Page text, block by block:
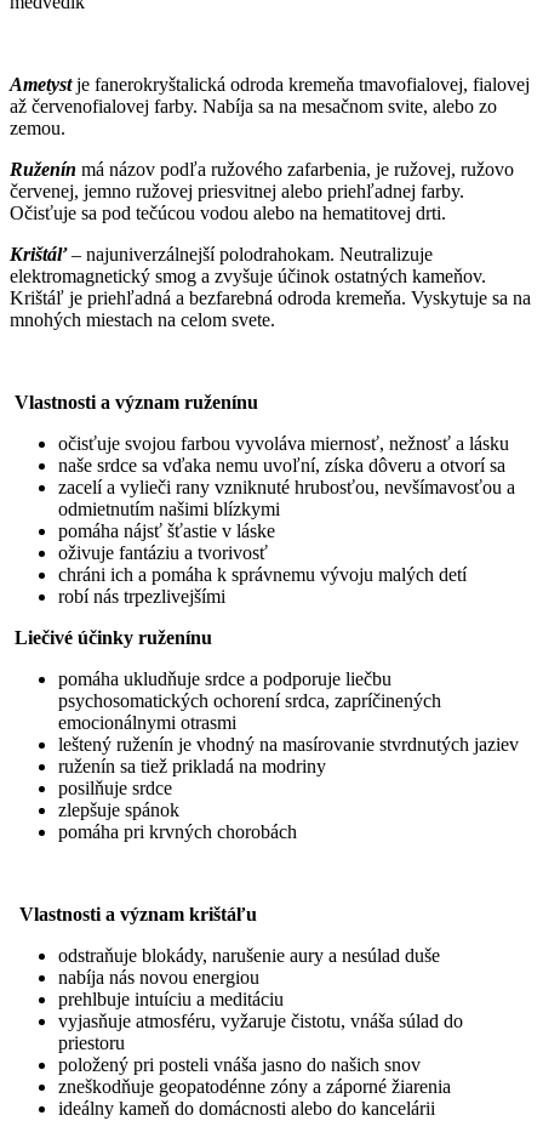
Ametystje fanerokryštalická odroda kremeňa tmavofialovej, fialovej
až červenofialovej farby. Nabíja sa na mesačnom svite, alebo zo
zemou.
Ruženín má názov podľa ružového zafarbenia, je ružovej, ružovo
červenej, jemno ružovej priesvitnej alebo priehľadnej farby.
Očisťuje sa pod tečúcou vodou alebo na hematitovej drti.
Krištáľ– najuniverzálnejší polodrahokam. Neutralizuje
elektromagnetický smog a zvyšuje účinok ostatných kameňov.
Krištáľ je priehľadná a bezfarebná odroda kremeňa. Vyskytuje sa na
mnohých miestach na celom svete.
Vlastnosti a význam ruženínu
očisťuje svojou farbou vyvoláva miernosť, nežnosť a lásku
naše srdce sa vďaka nemu uvoľní, získa dôveru a otvorí sa
zacelí a vylieči rany vzniknuté hrubosťou, nevšímavosťou a
odmietnutím našimi blízkymi
pomáha nájsť šťastie v láske
oživuje fantáziu a tvorivosť
chráni ich a pomáha k správnemu vývoju malých detí
robí nás trpezlivejšími
Liečivé účinky ruženínu
pomáha ukludňuje srdce a podporuje liečbu
psychosomatických ochorení srdca, zapríčinených
emocionálnymi otrasmi
leštený ruženín je vhodný na masírovanie stvrdnutých jaziev
ruženín sa tiež prikladá na modriny
posilňuje srdce
zlepšuje spánok
pomáha pri krvných chorobách
Vlastnosti a význam krištáľu
odstraňuje blokády, narušenie aury a nesúlad duše
nabíja nás novou energiou
prehlbuje intuíciu a meditáciu
vyjasňuje atmosféru, vyžaruje čistotu, vnáša súlad do
priestoru
položený pri posteli vnáša jasno do našich snov
zneškodňuje geopatodénne zóny a záporné žiarenia
ideálny kameň do domácnosti alebo do kancelárii